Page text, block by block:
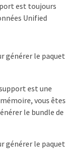
est toujours
Unified
générer le paquet
est une
vous êtes
le bundle de
générer le paquet